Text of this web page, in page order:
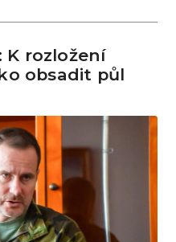
K rozložení
obsadit půl